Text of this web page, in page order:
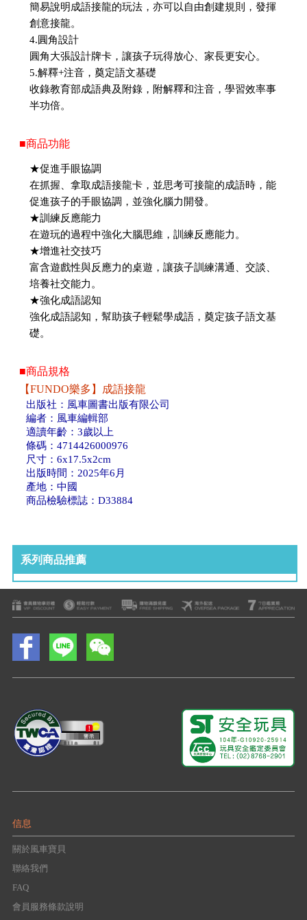
簡易說明成語接龍的玩法，亦可以自由創建規則，發揮
創意接龍。
4.圓角設計
圓角大張設計牌卡，讓孩子玩得放心、家長更安心。
5.解釋+注音，奠定語文基礎
收錄教育部成語典及附錄，附解釋和注音，學習效率事
半功倍。
■商品功能
★促進手眼協調
在抓握、拿取成語接龍卡，並思考可接龍的成語時，能
促進孩子的手眼協調，並強化腦力開發。
★訓練反應能力
在遊玩的過程中強化大腦思維，訓練反應能力。
★增進社交技巧
富含遊戲性與反應力的桌遊，讓孩子訓練溝通、交談、
培養社交能力。
★強化成語認知
強化成語認知，幫助孩子輕鬆學成語，奠定孩子語文基
礎。
■商品規格
【FUNDO樂多】成語接龍
出版社：風車圖書出版有限公司
編者：風車編輯部
適讀年齡：3歲以上
條碼：4714426000976
尺寸：6x17.5x2cm
出版時間：2025年6月
產地：中國
商品檢驗標誌：D33884
系列商品推薦
信息
關於風車寶貝
聯絡我們
FAQ
會員服務條款說明